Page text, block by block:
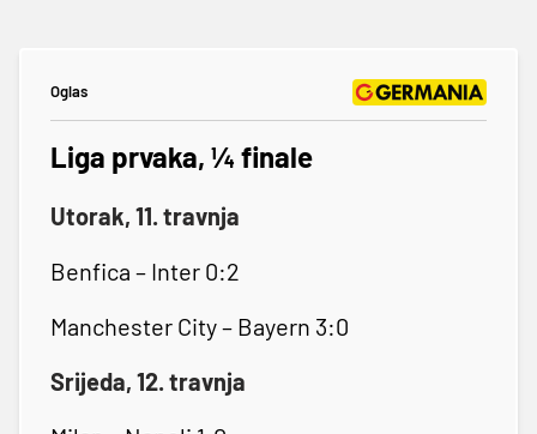
Oglas
Liga prvaka, ¼ finale
Utorak, 11. travnja
Benfica – Inter 0:2
Manchester City – Bayern 3:0
Srijeda, 12. travnja